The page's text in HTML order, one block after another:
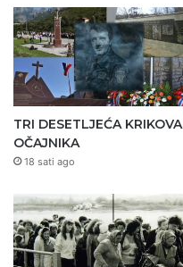
TRI DESETLJEĆA KRIKOVA
OČAJNIKA
18 sati ago